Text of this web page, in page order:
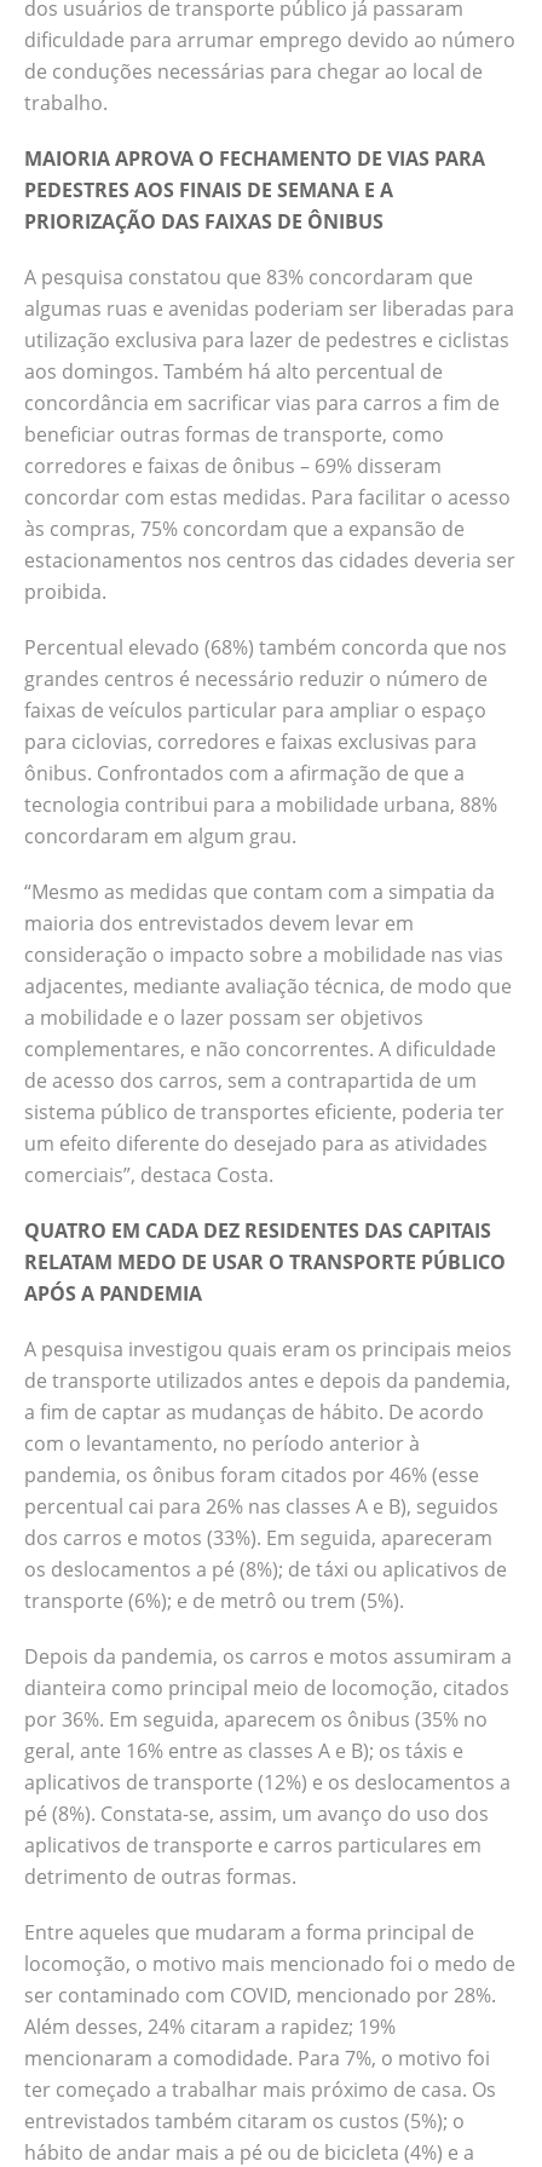
dos usuários de transporte público já passaram
dificuldade para arrumar emprego devido ao número
de conduções necessárias para chegar ao local de
trabalho.
MAIORIA APROVA O FECHAMENTO DE VIAS PARA
PEDESTRES AOS FINAIS DE SEMANA E A
PRIORIZAÇÃO DAS FAIXAS DE ÔNIBUS
A pesquisa constatou que 83% concordaram que
algumas ruas e avenidas poderiam ser liberadas para
utilização exclusiva para lazer de pedestres e ciclistas
aos domingos. Também há alto percentual de
concordância em sacrificar vias para carros a fim de
beneficiar outras formas de transporte, como
corredores e faixas de ônibus – 69% disseram
concordar com estas medidas. Para facilitar o acesso
às compras, 75% concordam que a expansão de
estacionamentos nos centros das cidades deveria ser
proibida.
Percentual elevado (68%) também concorda que nos
grandes centros é necessário reduzir o número de
faixas de veículos particular para ampliar o espaço
para ciclovias, corredores e faixas exclusivas para
ônibus. Confrontados com a afirmação de que a
tecnologia contribui para a mobilidade urbana, 88%
concordaram em algum grau.
“Mesmo as medidas que contam com a simpatia da
maioria dos entrevistados devem levar em
consideração o impacto sobre a mobilidade nas vias
adjacentes, mediante avaliação técnica, de modo que
a mobilidade e o lazer possam ser objetivos
complementares, e não concorrentes. A dificuldade
de acesso dos carros, sem a contrapartida de um
sistema público de transportes eficiente, poderia ter
um efeito diferente do desejado para as atividades
comerciais”, destaca Costa.
QUATRO EM CADA DEZ RESIDENTES DAS CAPITAIS
RELATAM MEDO DE USAR O TRANSPORTE PÚBLICO
APÓS A PANDEMIA
A pesquisa investigou quais eram os principais meios
de transporte utilizados antes e depois da pandemia,
a fim de captar as mudanças de hábito. De acordo
com o levantamento, no período anterior à
pandemia, os ônibus foram citados por 46% (esse
percentual cai para 26% nas classes A e B), seguidos
dos carros e motos (33%). Em seguida, apareceram
os deslocamentos a pé (8%); de táxi ou aplicativos de
transporte (6%); e de metrô ou trem (5%).
Depois da pandemia, os carros e motos assumiram a
dianteira como principal meio de locomoção, citados
por 36%. Em seguida, aparecem os ônibus (35% no
geral, ante 16% entre as classes A e B); os táxis e
aplicativos de transporte (12%) e os deslocamentos a
pé (8%). Constata-se, assim, um avanço do uso dos
aplicativos de transporte e carros particulares em
detrimento de outras formas.
Entre aqueles que mudaram a forma principal de
locomoção, o motivo mais mencionado foi o medo de
ser contaminado com COVID, mencionado por 28%.
Além desses, 24% citaram a rapidez; 19%
mencionaram a comodidade. Para 7%, o motivo foi
ter começado a trabalhar mais próximo de casa. Os
entrevistados também citaram os custos (5%); o
hábito de andar mais a pé ou de bicicleta (4%) e a